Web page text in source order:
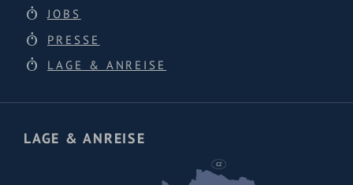
JOBS
PRESSE
LAGE & ANREISE
LAGE & ANREISE